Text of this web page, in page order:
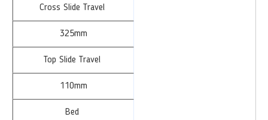
Cross Slide Travel
325mm
Top Slide Travel
110mm
Bed